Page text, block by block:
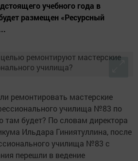
учебного года в
размещен «Ресурсный
ремонтировать мастерские
училища №83 по
там будет? По словам директора
Ильдара Гиниятуллина, после
училища №83 с
перешли в ведение